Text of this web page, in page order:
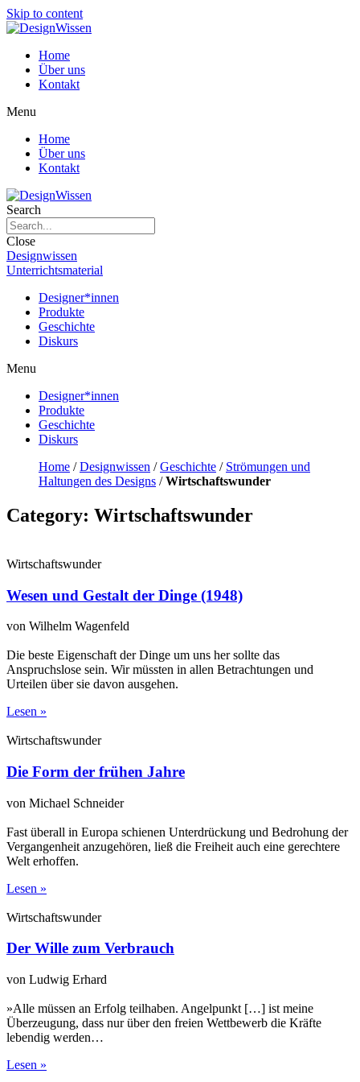
Skip to content
Home
Über uns
Kontakt
Menu
Home
Über uns
Kontakt
Search
Close
Designwissen
Unterrichtsmaterial
Designer*innen
Produkte
Geschichte
Diskurs
Menu
Designer*innen
Produkte
Geschichte
Diskurs
Home /Designwissen /Geschichte / Strömungen und
Haltungen des Designs /Wirtschaftswunder
Category: Wirtschaftswunder
Wirtschaftswunder
Wesen und Gestalt der Dinge (1948)
von Wilhelm Wagenfeld
Die beste Eigenschaft der Dinge um uns her sollte das
Anspruchslose sein. Wir müssten in allen Betrachtungen und
Urteilen über sie davon ausgehen.
Lesen »
Wirtschaftswunder
Die Form der frühen Jahre
von Michael Schneider
Fast überall in Europa schienen Unterdrückung und Bedrohung der
Vergangenheit anzugehören, ließ die Freiheit auch eine gerechtere
Welt erhoffen.
Lesen »
Wirtschaftswunder
Der Wille zum Verbrauch
von Ludwig Erhard
»Alle müssen an Erfolg teilhaben. Angelpunkt […] ist meine
Überzeugung, dass nur über den freien Wettbewerb die Kräfte
lebendig werden…
Lesen »